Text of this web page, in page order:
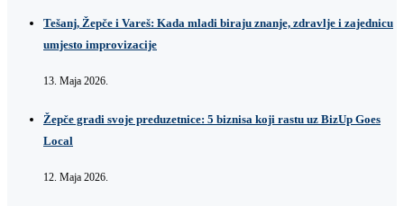
Tešanj, Žepče i Vareš: Kada mladi biraju znanje, zdravlje i zajednicu
umjesto improvizacije
13. Maja 2026.
Žepče gradi svoje preduzetnice: 5 biznisa koji rastu uz BizUp Goes
Local
12. Maja 2026.